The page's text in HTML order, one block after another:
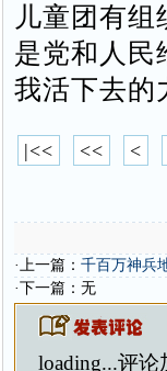
儿童团有
是党和人民
我活下去的
|<< << <
·上一篇： 千百万神兵
·下一篇：无
loading...评论